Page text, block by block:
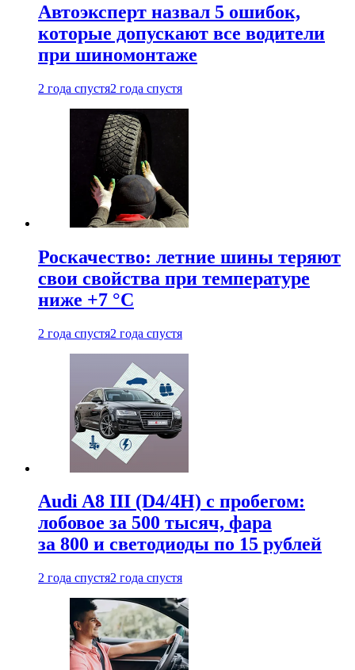
Автоэксперт назвал 5 ошибок,
которые допускают все водители
при шиномонтаже
2 года спустя2 года спустя
Роскачество: летние шины теряют
свои свойства при температуре
ниже +7 °C
2 года спустя2 года спустя
Audi A8 III (D4/4H) c пробегом:
лобовое за 500 тысяч, фара
за 800 и светодиоды по 15 рублей
2 года спустя2 года спустя